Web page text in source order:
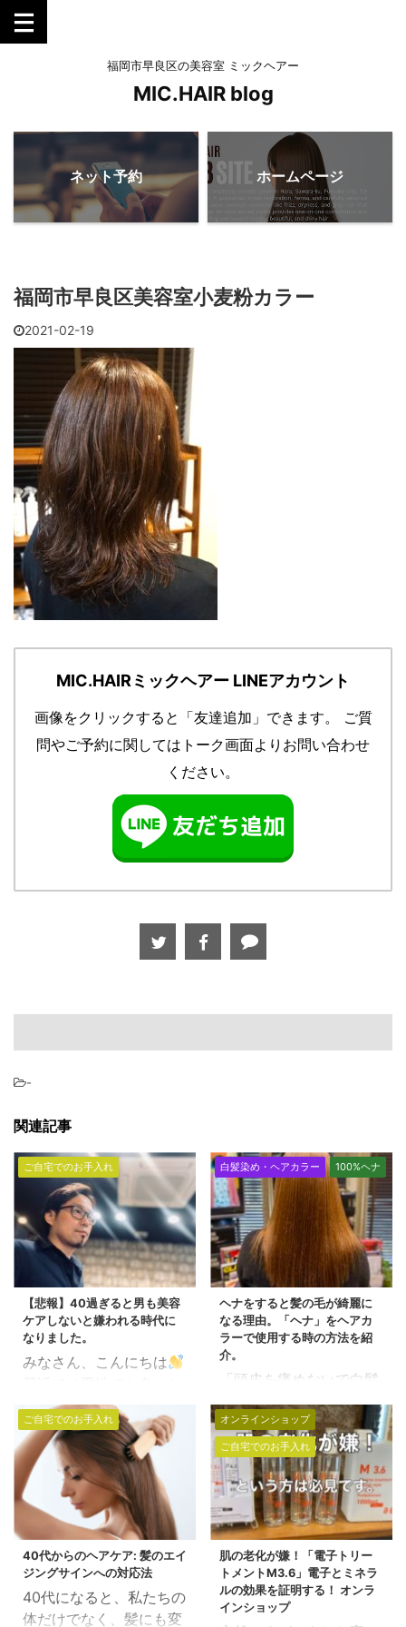
福岡市早良区の美容室 ミックヘアー
MIC.HAIR blog
ネット予約 ホームページ
福岡市早良区美容室小麦粉カラー
2021-02-19
MIC.HAIRミックヘアー LINEアカウント
画像をクリックすると「友達追加」できます。
ご質
問やご予約に関してはトーク画面よりお問い合わせ
ください。
-
関連記事
ご自宅でのお手入れ
【悲報】40過ぎると男も美容
ケアしないと嫌われる時代に
なりました。
みなさん、こんにちは
美容に気をつけなけれ
ば、 社会的に生きづらい
世の中となってきました
よね。。笑 東京の方で
は、男性専門のメイクの
お店なんかもあるみたい
で・・・ まーなんという
か。。。 男も30後半か
ら40歳を過ぎると、いろ
いろとケアをしなければ
白髪染め・ヘアカラー 100%ヘナ
ヘナをすると髪の毛が綺麗に
なる理由。「ヘナ」をヘアカ
ラーで使用する時の方法を紹
介。
「頭皮を痛めないで白髪
染めをしたい」という方
の中には「ヘナで染め
る」 という選択をされて
いる方も多いのではない
でしょうか？ 100%ヘナ
は「白髪染め」というイ
メージをお持ちの方が大
半かと思いますが、 ヘナ
の特徴としては「ヘアト
リートメント」としても
凄く効果があります。 目
ご自宅でのお手入れ
40代からのヘアケア: 髪のエイ
ジングサインへの対応法
40代になると、私たちの
体だけでなく、髪にも変
オンラインショップ
ご自宅でのお手入れ
肌の老化が嫌！「電子トリー
トメントM3.6」電子とミネラ
ルの効果を証明する！ オンラ
インショップ